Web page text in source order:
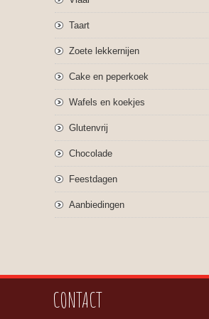
Taart
Zoete lekkernijen
Cake en peperkoek
Wafels en koekjes
Glutenvrij
Chocolade
Feestdagen
Aanbiedingen
CONTACT